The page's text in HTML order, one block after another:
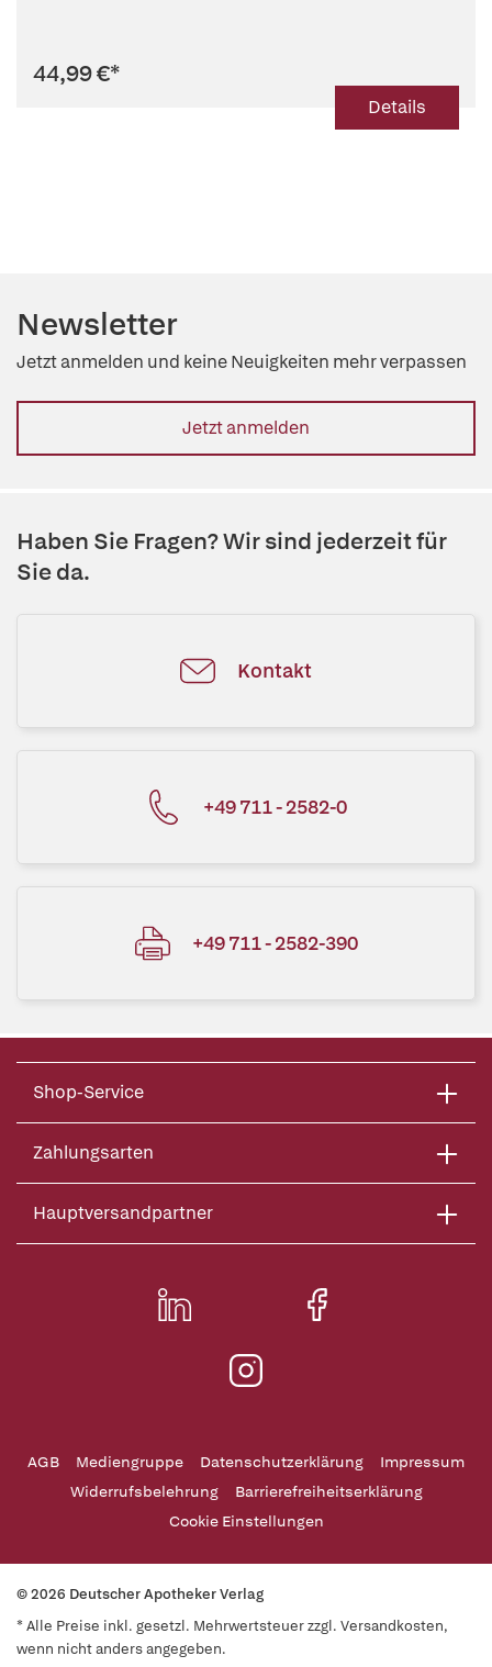
44,99 €*
Details
Newsletter
Jetzt anmelden und keine Neuigkeiten mehr verpassen
Jetzt anmelden
Haben Sie Fragen? Wir sind jederzeit für
Sie da.
Kontakt
+49 711 - 2582-0
+49 711 - 2582-390
Shop-Service
Zahlungsarten
Hauptversandpartner
AGB Mediengruppe Datenschutzerklärung
Impressum
Widerrufsbelehrung
Barrierefreiheitserklärung
Cookie Einstellungen
© 2026 Deutscher Apotheker Verlag
* Alle Preise inkl. gesetzl. Mehrwertsteuer zzgl. Versandkosten,
wenn nicht anders angegeben.